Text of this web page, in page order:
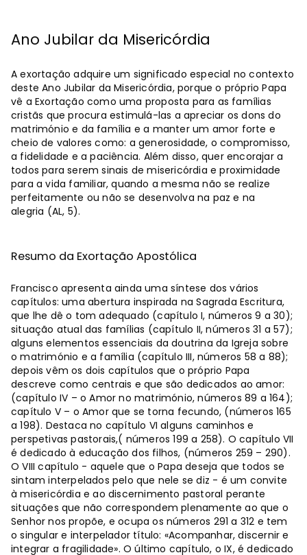
Ano Jubilar da Misericórdia
A exortação adquire um significado especial no contexto
deste Ano Jubilar da Misericórdia, porque o próprio Papa
vê a Exortação como uma proposta para as famílias
cristãs que procura estimulá-las a apreciar os dons do
matrimónio e da família e a manter um amor forte e
cheio de valores como: a generosidade, o compromisso,
a fidelidade e a paciência. Além disso, quer encorajar a
todos para serem sinais de misericórdia e proximidade
para a vida familiar, quando a mesma não se realize
perfeitamente ou não se desenvolva na paz e na
alegria (AL, 5).
Resumo da Exortação Apostólica
Francisco apresenta ainda uma síntese dos vários
capítulos: uma abertura inspirada na Sagrada Escritura,
que lhe dê o tom adequado (capítulo I, números 9 a 30);
situação atual das famílias (capítulo II, números 31 a 57);
alguns elementos essenciais da doutrina da Igreja sobre
o matrimónio e a família (capítulo III, números 58 a 88);
depois vêm os dois capítulos que o próprio Papa
descreve como centrais e que são dedicados ao amor:
(capítulo IV – o Amor no matrimónio, números 89 a 164);
capítulo V – o Amor que se torna fecundo, (números 165
a 198). Destaca no capítulo VI alguns caminhos e
perspetivas pastorais,( números 199 a 258). O capítulo VII
é dedicado à educação dos filhos, (números 259 – 290).
O VIII capítulo - aquele que o Papa deseja que todos se
sintam interpelados pelo que nele se diz - é um convite
à misericórdia e ao discernimento pastoral perante
situações que não correspondem plenamente ao que o
Senhor nos propõe, e ocupa os números 291 a 312 e tem
o singular e interpelador título: «Acompanhar, discernir e
integrar a fragilidade». O último capítulo, o IX, é dedicado